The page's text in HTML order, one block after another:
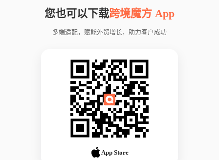
您也可以下载跨境魔方 App
多端适配，赋能外贸增长，助力客户成功
App Store